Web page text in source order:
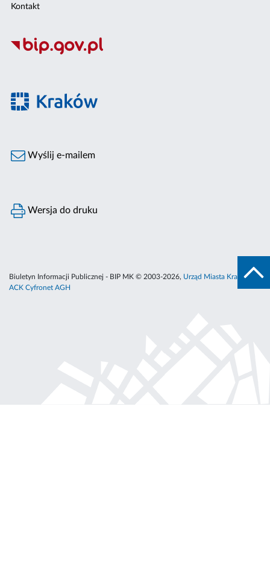
Kontakt
Wyślij e-mailem
Wersja do druku
Biuletyn Informacji Publicznej - BIP MK © 2003-2026, Urząd Miasta Krakowa
ACK Cyfronet AGH